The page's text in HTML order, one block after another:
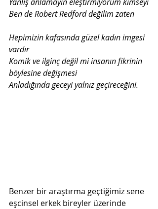
Ben de Robert Redford değilim zaten
Hepimizin kafasında güzel kadın imgesi
Komik ve ilginç değil mi insanın fikrinin
Anladığında geceyi yalnız geçireceğini.
Benzer bir araştırma geçtiğimiz sene
eşcinsel erkek bireyler üzerinde